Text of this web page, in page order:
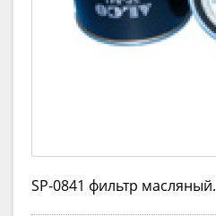
SP-0841 фильтр масляный.